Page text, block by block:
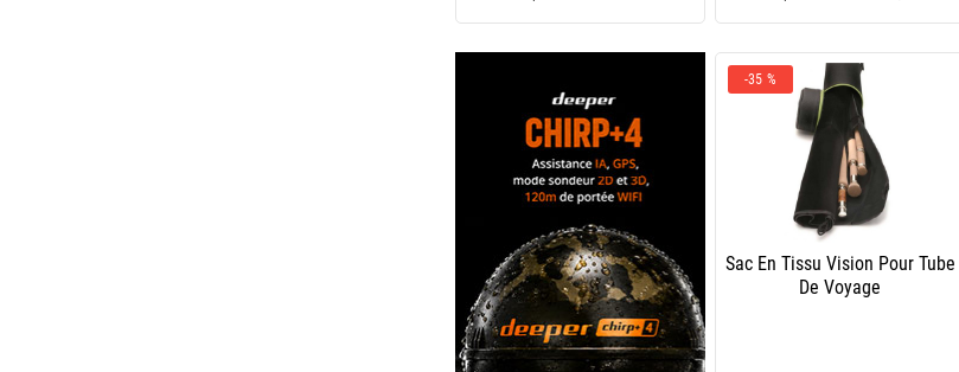
-35 %
Sac En Tissu Vision Pour Tube
De Voyage